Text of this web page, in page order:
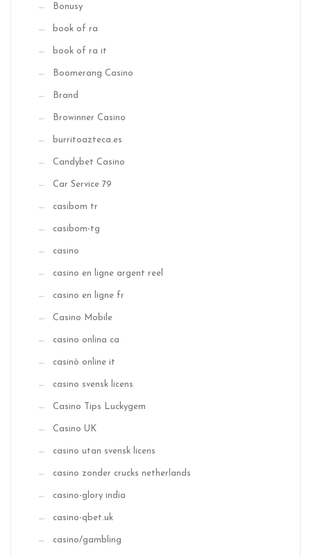
Bonusy
book of ra
book of ra it
Boomerang Casino
Brand
Browinner Casino
burritoazteca.es
Candybet Casino
Car Service 79
casibom tr
casibom-tg
casino
casino en ligne argent reel
casino en ligne fr
Casino Mobile
casino onlina ca
casinò online it
casino svensk licens
Casino Tips Luckygem
Casino UK
casino utan svensk licens
casino zonder crucks netherlands
casino-glory india
casino-qbet.uk
casino/gambling